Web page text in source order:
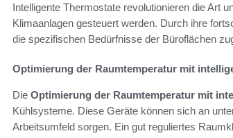
Intelligente Thermostate revolutionieren die Art
Klimaanlagen gesteuert werden. Durch ihre
die spezifischen Bedürfnisse der Büroflächen
Optimierung der Raumtemperatur mit
Die Optimierung der Raumtemperatur mit
Kühlsysteme. Diese Geräte können sich an
Arbeitsumfeld sorgen. Ein gut reguliertes